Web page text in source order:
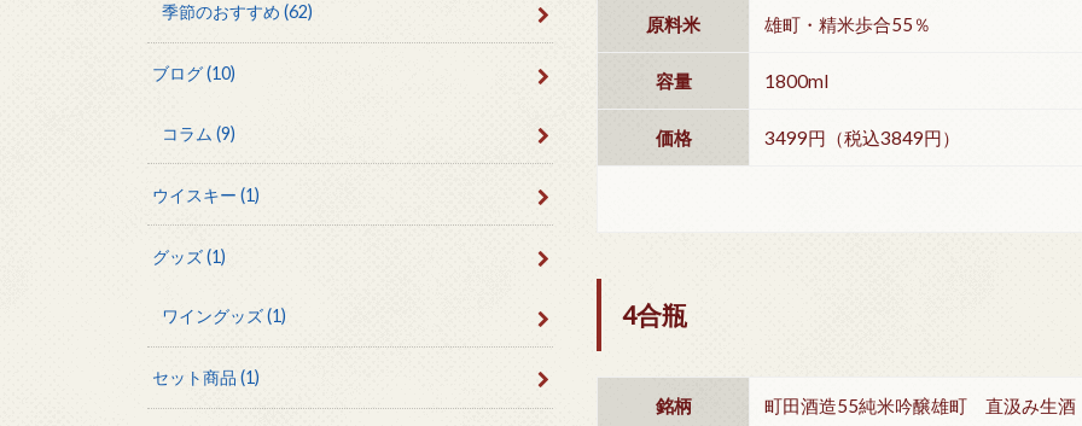
原料米 雄町・精米歩合55％
容量 1800ml
価格 3499円（税込3849円）
4合瓶
銘柄 町田酒造55純米吟醸雄町 直汲み生酒
季節のおすすめ (62)
ブログ(10)
コラム (9)
ウイスキー(1)
グッズ(1)
ワイングッズ(1)
セット商品(1)